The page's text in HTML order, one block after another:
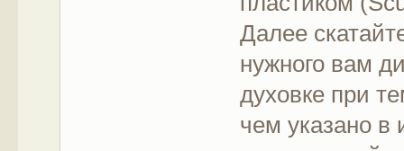
Далее
нужного вам
духовке при
чем указано в